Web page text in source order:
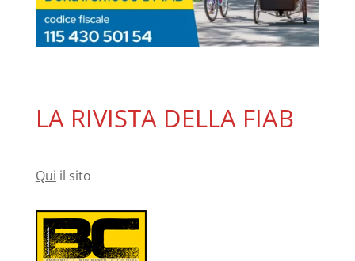
LA RIVISTA DELLA FIAB
Qui il sito